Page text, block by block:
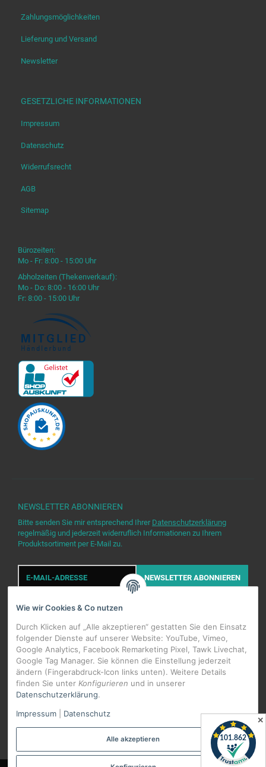
Zahlungsmöglichkeiten
Lieferung und Versand
Newsletter
GESETZLICHE INFORMATIONEN
Impressum
Datenschutz
Widerrufsrecht
AGB
Sitemap
Bürozeiten:
Mo - Fr: 8:00 - 15:00 Uhr
Abholzeiten (Thekenverkauf):
Mo - Do: 8:00 - 16:00 Uhr
Fr: 8:00 - 15:00 Uhr
NEWSLETTER ABONNIEREN
Bitte senden Sie mir entsprechend Ihrer Datenschutzerklärung
regelmäßig und jederzeit widerruflich Informationen zu Ihrem
Produktsortiment per E-Mail zu.
E-
Mail-
Adresse
NEWSLETTER ABONNIEREN
WIDERRUFSBUTTON
Alle Preise inkl. gesetzlicher USt., zzgl.
Datenschutz-Einstellungen
Wie wir Cookies & Co nutzen
Durch Klicken auf „Alle akzeptieren“ gestatten Sie den Einsatz
folgender Dienste auf unserer Website: YouTube, Vimeo,
Google Analytics, Facebook Remarketing Pixel, Tawk Livechat,
Google Tag Manager. Sie können die Einstellung jederzeit
ändern (Fingerabdruck-Icon links unten). Weitere Details
finden Sie unter Konfigurieren und in unserer
Datenschutzerklärung.
Impressum
Datenschutz
Alle akzeptieren
✕